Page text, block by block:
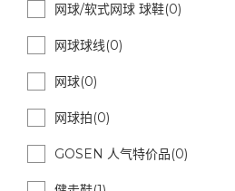
网球/软式网球 球鞋(0)
网球球线(0)
网球(0)
网球拍(0)
GOSEN 人气特价品(0)